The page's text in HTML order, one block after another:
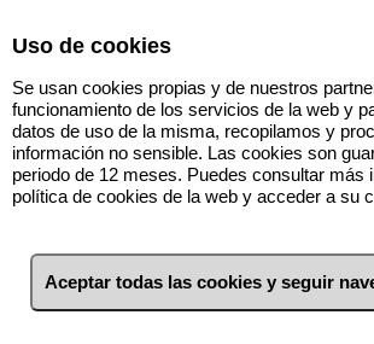
más reciente
más reciente
Uso de cookies
Se usan cookies propias y de nuestros
funcionamiento de los servicios de la web y
datos de uso de la misma, recopilamos y
información no sensible. Las cookies son
periodo de 12 meses. Puedes consultar más
política de cookies de la web y acceder a su
Aceptar todas las cookies y seguir